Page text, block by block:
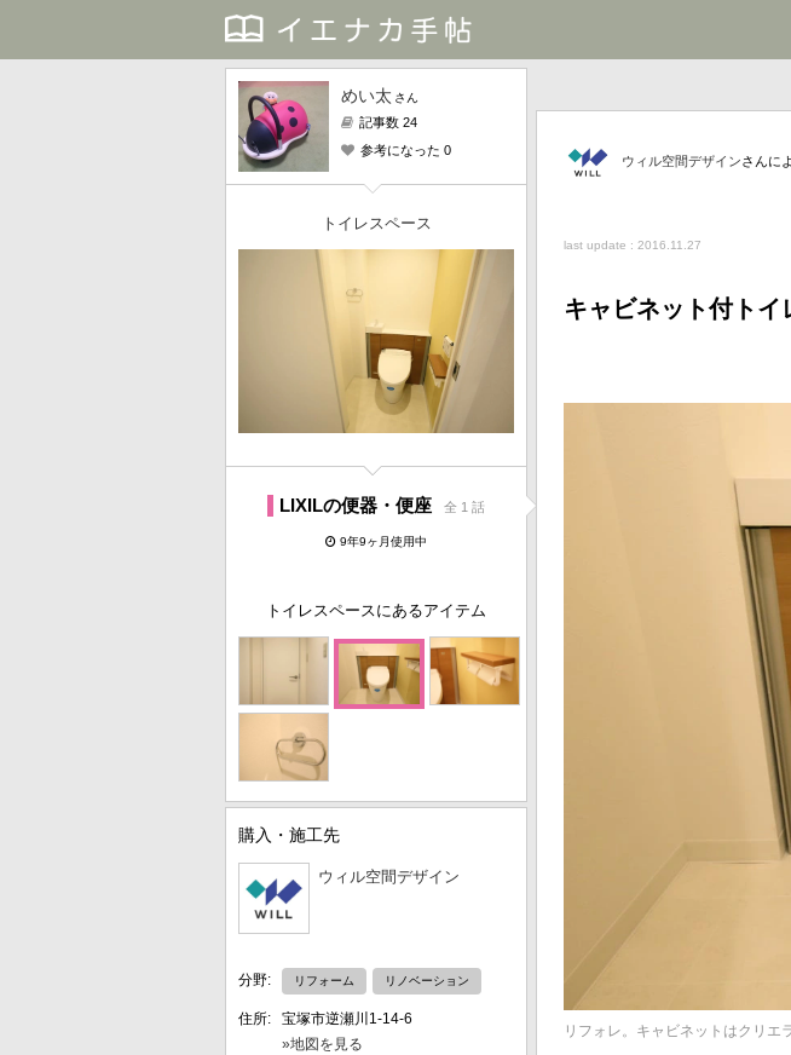
めい太 さん
記事数 24
参考になった 0
トイレスペース
LIXILの便器・便座 全 1 話
9年9ヶ月使用中
トイレスペースにあるアイテム
購入・施工先
ウィル空間デザイン
分野: リフォーム リノベーション
住所:
宝塚市逆瀬川1-14-6
»地図を見る
ウィル空間デザインさんに
last update : 2016.11.27
キャビネット付ト
リフォレ。キャビネットはクリエ